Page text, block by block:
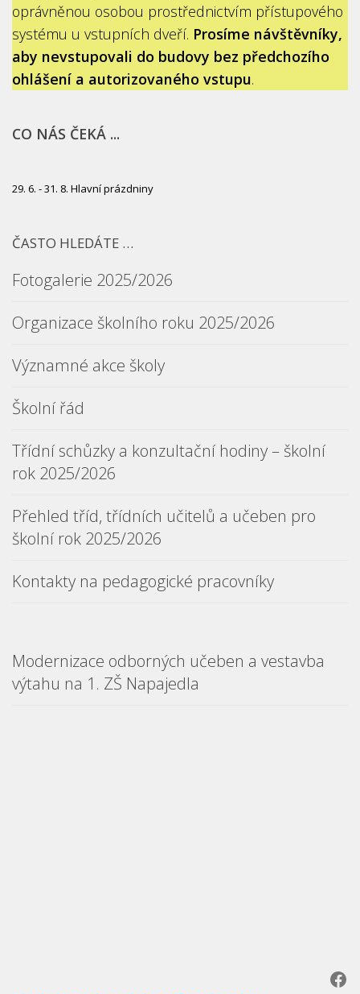
oprávněnou osobou prostřednictvím přístupového
systému u vstupních dveří. Prosíme návštěvníky,
aby nevstupovali do budovy bez předchozího
ohlášení a autorizovaného vstupu.
CO NÁS ČEKÁ ...
29. 6. - 31. 8. Hlavní prázdniny
ČASTO HLEDÁTE …
Fotogalerie 2025/2026
Organizace školního roku 2025/2026
Významné akce školy
Školní řád
Třídní schůzky a konzultační hodiny – školní
rok 2025/2026
Přehled tříd, třídních učitelů a učeben pro
školní rok 2025/2026
Kontakty na pedagogické pracovníky
Modernizace odborných učeben a vestavba
výtahu na 1. ZŠ Napajedla
Facebook